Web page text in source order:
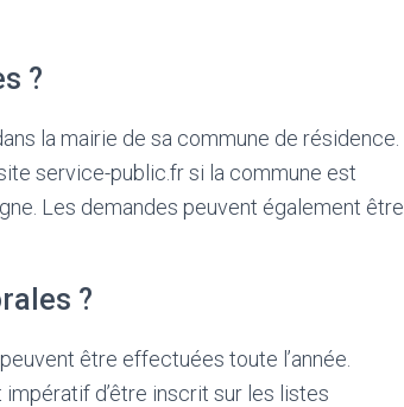
?
la mairie de sa commune de résidence.
service-public.fr si la commune est
Les demandes peuvent également être
?
être effectuées toute l’année.
d’être inscrit sur les listes